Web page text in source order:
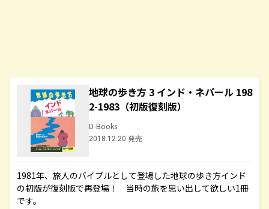
地球の歩き方 3 インド・ネパール 198
2-1983（初版復刻版）
D-Books
2018.12.20 発売
1981年、旅人のバイブルとして登場した地球の歩き方インド
の初版が復刻版で再登場！ 当時の旅を思い出して欲しい1冊
です。